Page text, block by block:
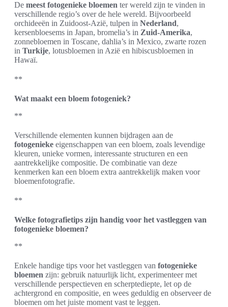
De meest fotogenieke bloemen ter wereld zijn te vinden in
verschillende regio’s over de hele wereld. Bijvoorbeeld
orchideeën in Zuidoost-Azië, tulpen in Nederland,
kersenbloesems in Japan, bromelia’s in Zuid-Amerika,
zonnebloemen in Toscane, dahlia’s in Mexico, zwarte rozen
in Turkije, lotusbloemen in Azië en hibiscusbloemen in
Hawaï.
**
Wat maakt een bloem fotogeniek?
**
Verschillende elementen kunnen bijdragen aan de
fotogenieke eigenschappen van een bloem, zoals levendige
kleuren, unieke vormen, interessante structuren en een
aantrekkelijke compositie. De combinatie van deze
kenmerken kan een bloem extra aantrekkelijk maken voor
bloemenfotografie.
**
Welke fotografietips zijn handig voor het vastleggen van
fotogenieke bloemen?
**
Enkele handige tips voor het vastleggen van fotogenieke
bloemen zijn: gebruik natuurlijk licht, experimenteer met
verschillende perspectieven en scherptediepte, let op de
achtergrond en compositie, en wees geduldig en observeer de
bloemen om het juiste moment vast te leggen.